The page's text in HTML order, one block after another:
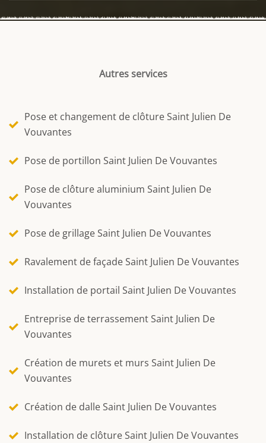
Autres services
Pose et changement de clôture Saint Julien De
Vouvantes
Pose de portillon Saint Julien De Vouvantes
Pose de clôture aluminium Saint Julien De
Vouvantes
Pose de grillage Saint Julien De Vouvantes
Ravalement de façade Saint Julien De Vouvantes
Installation de portail Saint Julien De Vouvantes
Entreprise de terrassement Saint Julien De
Vouvantes
Création de murets et murs Saint Julien De
Vouvantes
Création de dalle Saint Julien De Vouvantes
Installation de clôture Saint Julien De Vouvantes